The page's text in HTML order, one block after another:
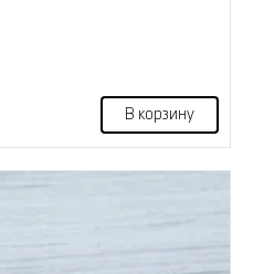
В корзину